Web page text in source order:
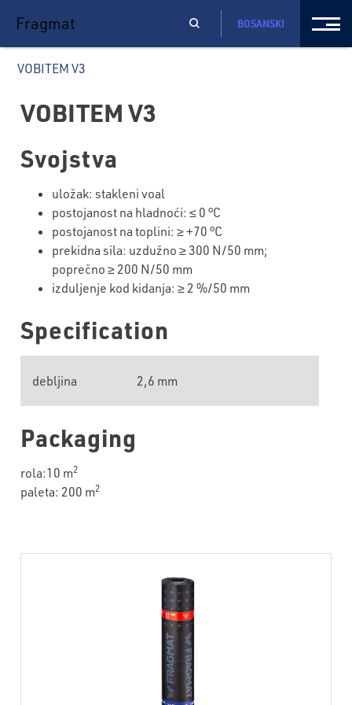
Fragmat BOSANSKI
VOBITEM V3
VOBITEM V3
Svojstva
uložak: stakleni voal
postojanost na hladnoći:≤ 0 °C
postojanost na toplini:≥+70 °C
prekidna sila: uzdužno≥ 300 N/50 mm;
poprečno≥ 200 N/50 mm
izduljenje kod kidanja:≥ 2 %/50 mm
Specification
debljina 2,6 mm
Packaging
rola:10 m2
paleta: 200 m2